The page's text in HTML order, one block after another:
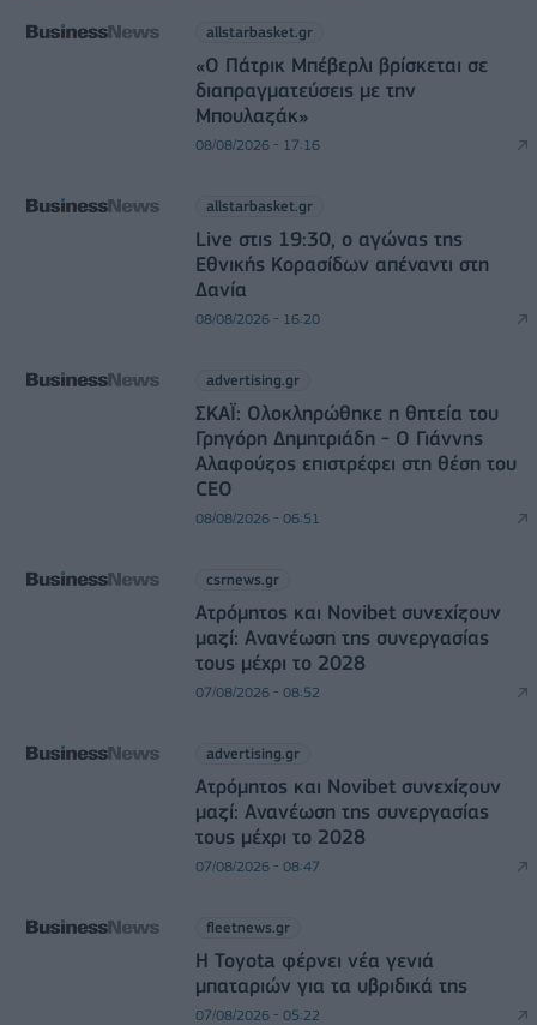
allstarbasket.gr
«Ο Πάτρικ Μπέβερλι βρίσκεται σε
διαπραγματεύσεις με την
Μπουλαζάκ»
08/08/2026 - 17:16
allstarbasket.gr
Live στις 19:30, ο αγώνας της
Εθνικής Κορασίδων απέναντι στη
Δανία
08/08/2026 - 16:20
advertising.gr
ΣΚΑΪ: Ολοκληρώθηκε η θητεία του
Γρηγόρη Δημητριάδη - Ο Γιάννης
Αλαφούζος επιστρέφει στη θέση του
CEO
08/08/2026 - 06:51
csrnews.gr
Ατρόμητος και Novibet συνεχίζουν
μαζί: Ανανέωση της συνεργασίας
τους μέχρι το 2028
07/08/2026 - 08:52
advertising.gr
Ατρόμητος και Novibet συνεχίζουν
μαζί: Ανανέωση της συνεργασίας
τους μέχρι το 2028
07/08/2026 - 08:47
fleetnews.gr
Η Toyota φέρνει νέα γενιά
μπαταριών για τα υβριδικά της
07/08/2026 - 05:22